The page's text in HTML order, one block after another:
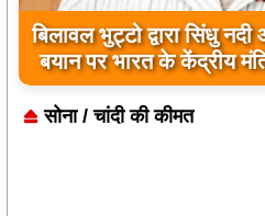
सोना / चांदी की कीमत